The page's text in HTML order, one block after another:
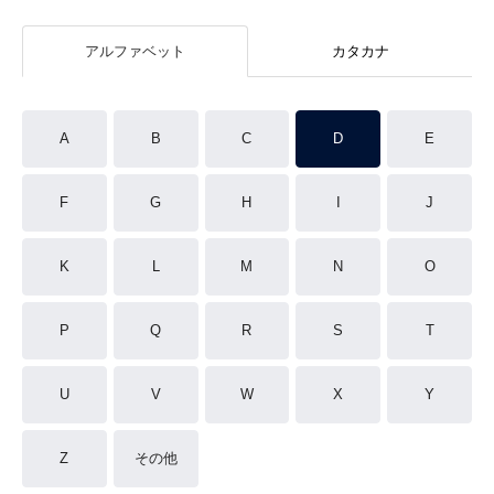
アルファベット カタカナ
A B C D E
F G H J
K L M N O
P Q R S T
U V W X Y
Z その他